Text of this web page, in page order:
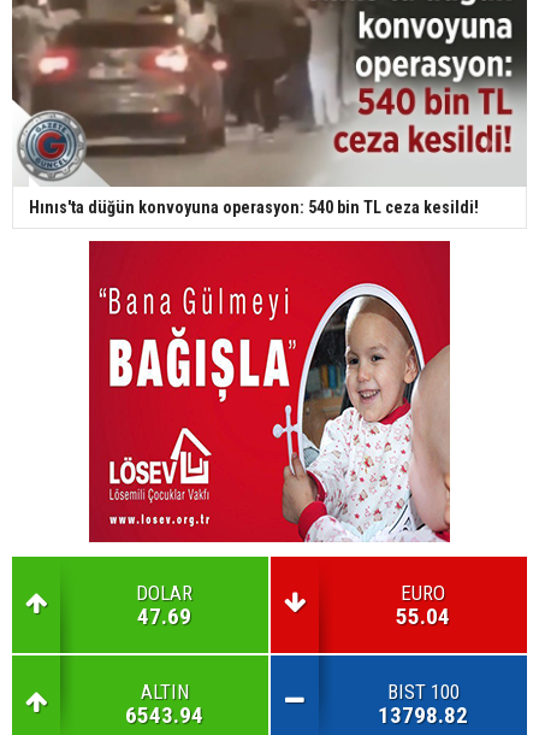
Hınıs'ta düğün konvoyuna operasyon: 540 bin TL ceza kesildi!
DOLAR
47.69
EURO
55.04
ALTIN
6543.94
BIST 100
13798.82